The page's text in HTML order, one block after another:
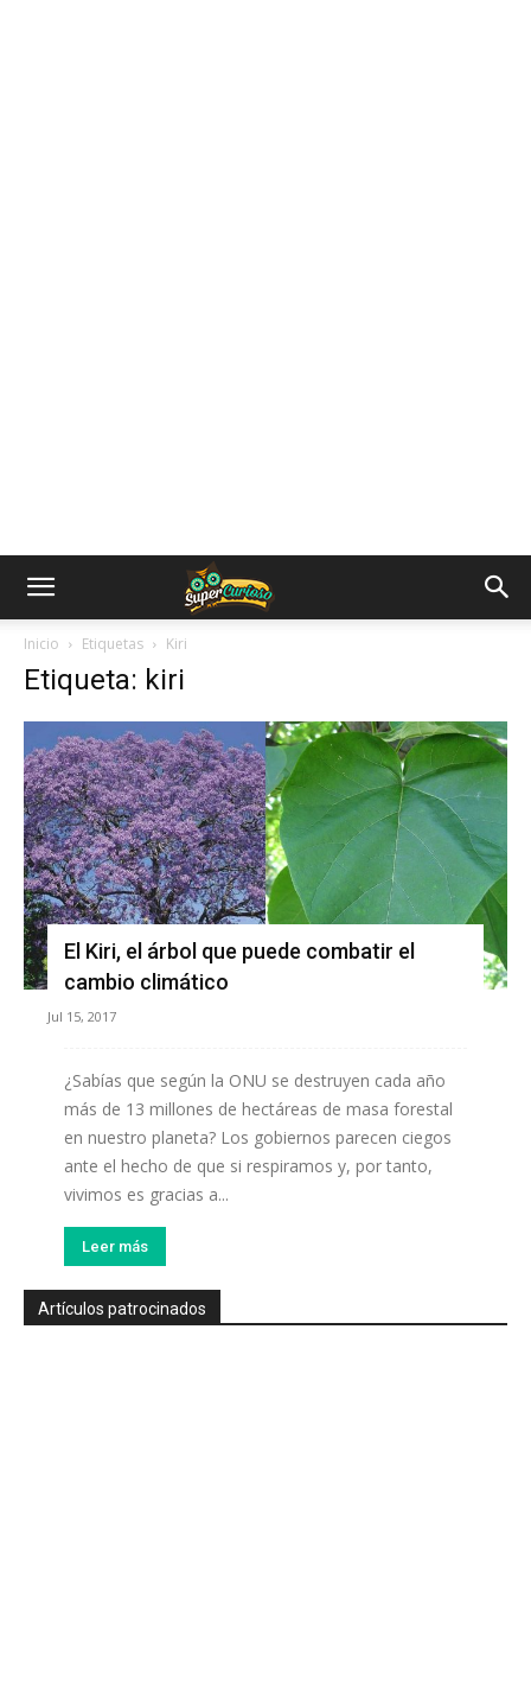
Inicio Etiquetas Kiri
Etiqueta: kiri
El Kiri, el árbol que puede combatir el
cambio climático
Jul 15, 2017
¿Sabías que según la ONU se destruyen cada año
más de 13 millones de hectáreas de masa forestal
en nuestro planeta? Los gobiernos parecen ciegos
ante el hecho de que si respiramos y, por tanto,
vivimos es gracias a...
Leer más
Artículos patrocinados